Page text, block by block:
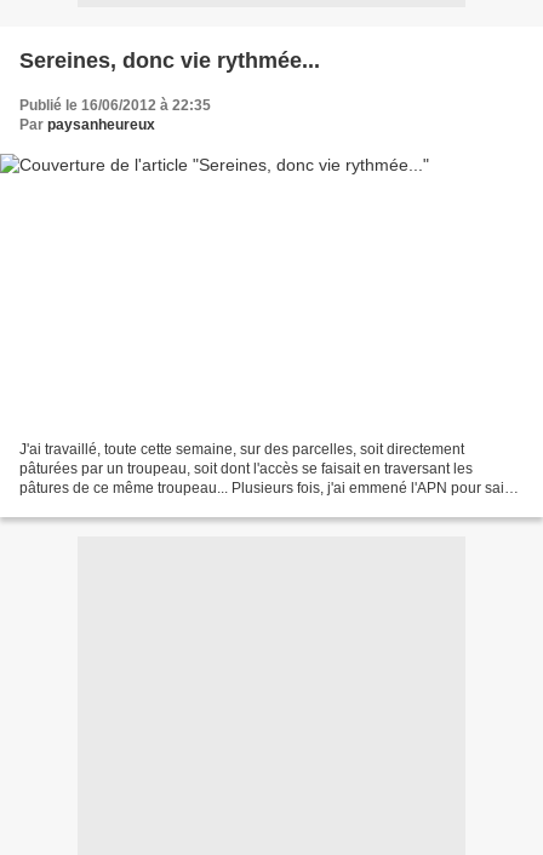
Sereines, donc vie rythmée...
Publié le 16/06/2012 à 22:35
Par paysanheureux
J'ai travaillé, toute cette semaine, sur des parcelles, soit directement
pâturées par un troupeau, soit dont l'accès se faisait en traversant les
pâtures de ce même troupeau... Plusieurs fois, j'ai emmené l'APN pour saisir